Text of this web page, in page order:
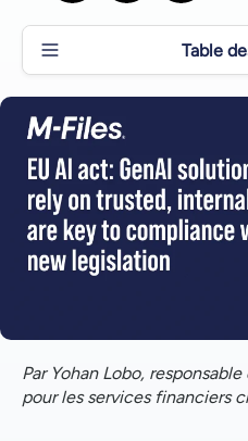
Table
Naviguer dans la nouvelle
Un projet de loi européen
mondiales
Assurer la confiance, la
Par Yohan Lobo,
pour les services financiers